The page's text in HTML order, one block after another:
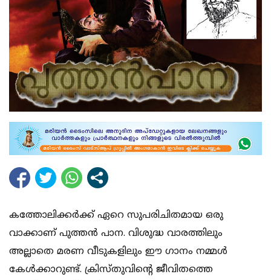
കത്തോലിക്കര്‍ക്ക് ഏറെ സുപരിചിതമായ ഒരു
വാക്കാണ് പുത്തന്‍ പാന. വിശുദ്ധ വാരത്തിലും
അല്ലാതെ മരണ വീടുകളിലും ഈ ഗാനം നമ്മള്‍
കേള്‍ക്കാറുണ്ട്. ക്രിസ്തുവിന്റെ ജീവിതത്തെ